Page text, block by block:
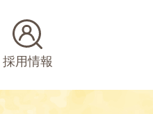
採用情報